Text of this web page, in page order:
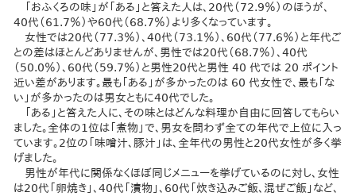
「おふくろの味」が「ある」と答えた人は、20代（72.9％）のほうが、
40代（61.7％）や60代（68.7％）より多くなっています。
女性では20代（77.3％）、40代（73.1％）、60代（77.6％）と年代ご
との差はほとんどありませんが、男性では20代（68.7％）、40代
（50.0％）、60代（59.7％）と男性20代と男性 40 代では 20 ポイント
近い差があります。最も「ある」が多かったのは 60 代女性で、最も「な
い」が多かったのは男女ともに40代でした。
「ある」と答えた人に、その味とはどんな料理か自由に回答してもらい
ました。全体の1位は「煮物」で、男女を問わず全ての年代で上位に入っ
ています。2位の「味噌汁、豚汁」は、全年代の男性と20代女性が多く挙
げました。
男性が年代に関係なくほぼ同じメニューを挙げているのに対し、女性
は20代「卵焼き」、40代「漬物」、60代「炊き込みご飯、混ぜご飯」など、